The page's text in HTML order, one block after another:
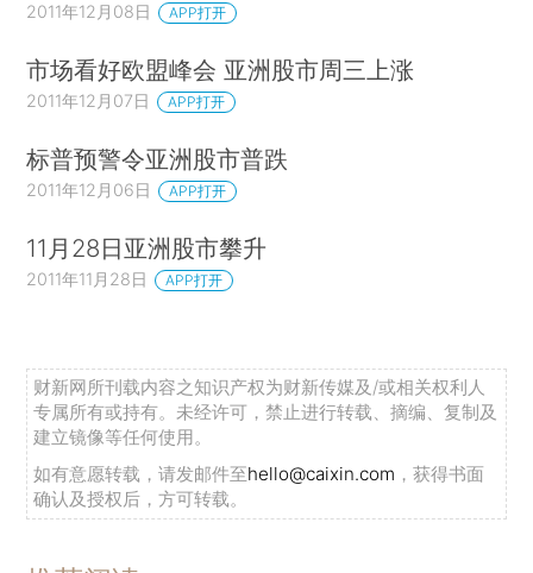
2011年12月08日 APP打开
市场看好欧盟峰会 亚洲股市周三上涨
2011年12月07日 APP打开
标普预警令亚洲股市普跌
2011年12月06日 APP打开
11月28日亚洲股市攀升
2011年11月28日 APP打开
财新网所刊载内容之知识产权为财新传媒及/或相关权利人
专属所有或持有。未经许可，禁止进行转载、摘编、复制及
建立镜像等任何使用。
如有意愿转载，请发邮件至hello@caixin.com ，获得书面
确认及授权后，方可转载。